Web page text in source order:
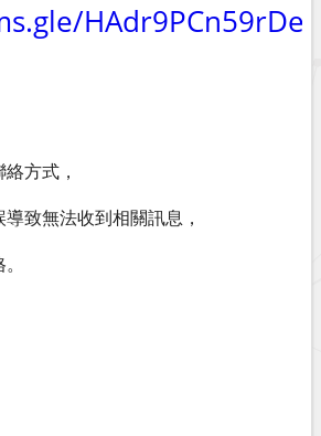
方式，
致無法收到相關訊息，